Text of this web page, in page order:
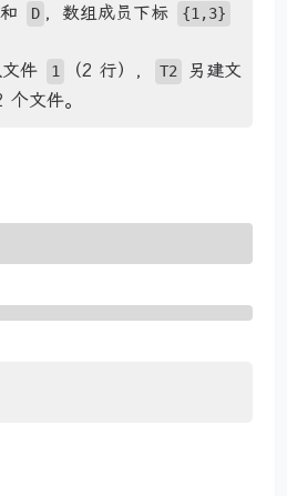
和 D ，数组成员下标 {1,3}
件 1 （2 行）， T2
另建文
个文件。